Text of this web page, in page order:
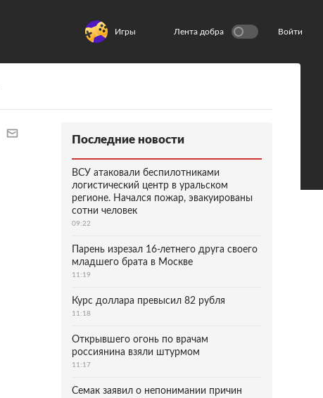
Игры Лента добра Войти
Последние новости
ВСУ атаковали беспилотниками
логистический центр в уральском
регионе. Начался пожар, эвакуированы
сотни человек
09:22
Парень изрезал 16-летнего друга своего
младшего брата в Москве
11:19
Курс доллара превысил 82 рубля
11:18
Открывшего огонь по врачам
россиянина взяли штурмом
11:17
Семак заявил о непонимании причин